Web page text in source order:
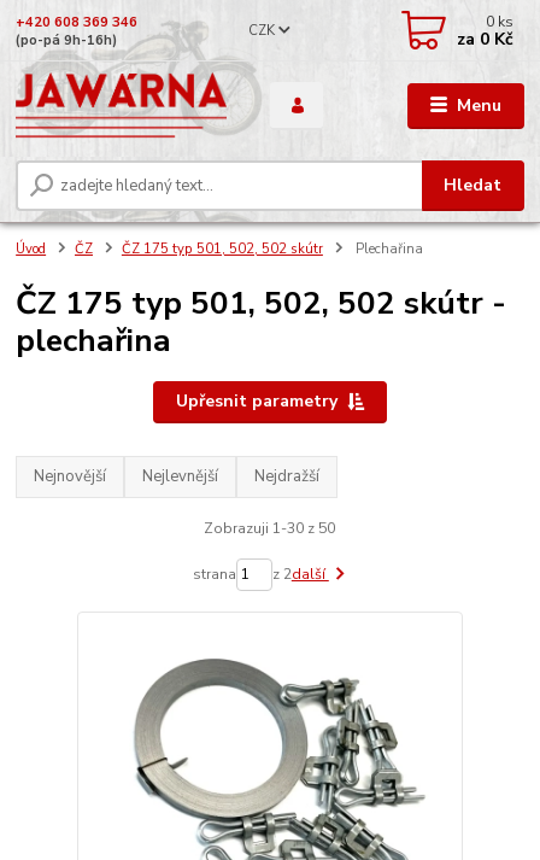
Menu
CZK
Hledat
+420 608 369 346
(po-pá 9h-16h)
0 ks
za 0 Kč
Úvod ČZ ČZ 175 typ 501, 502, 502 skútr Plechařina
ČZ 175 typ 501, 502, 502 skútr -
plechařina
Upřesnit parametry
Nejnovější Nejlevnější Nejdražší
Zobrazuji 1-30 z 50
strana z 2další